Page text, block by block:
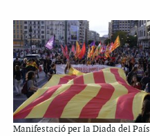
Manifestació per la Diada del País